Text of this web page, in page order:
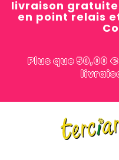
livraison
en point relais
Plus que 50,00